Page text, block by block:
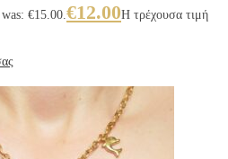
€15.00.€12.00Η τρέχουσα τιμή